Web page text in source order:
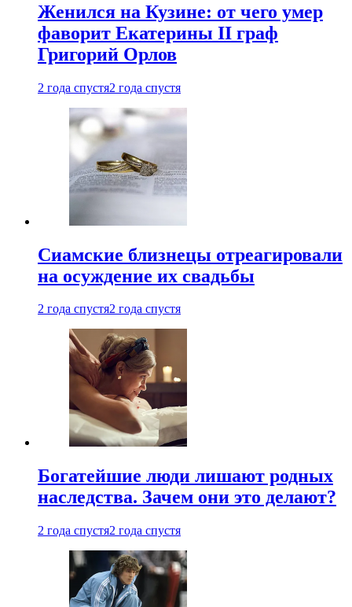
Женился на Кузине: от чего умер
фаворит Екатерины II граф
Григорий Орлов
2 года спустя2 года спустя
Cиамские близнецы отреагировали
на осуждение их свадьбы
2 года спустя2 года спустя
Богатейшие люди лишают родных
наследства. Зачем они это делают?
2 года спустя2 года спустя